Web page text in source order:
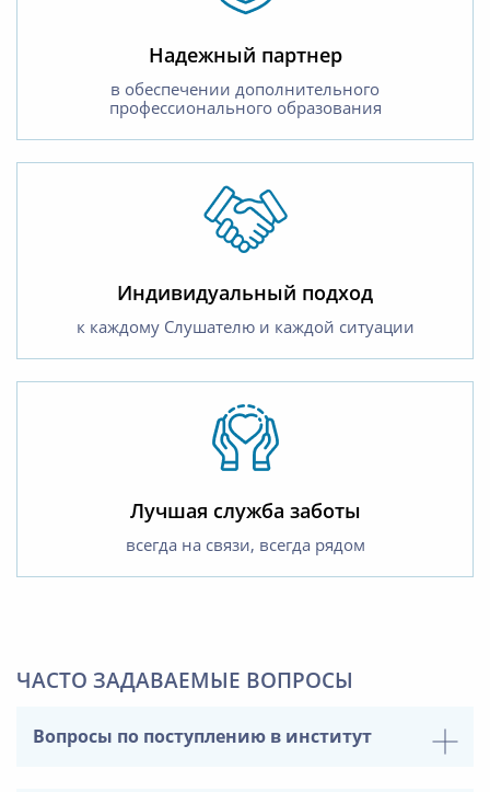
Надежный партнер
в обеспечении дополнительного
профессионального образования
Индивидуальный подход
к каждому Слушателю и каждой ситуации
Лучшая служба заботы
всегда на связи, всегда рядом
ЧАСТО ЗАДАВАЕМЫЕ ВОПРОСЫ
Вопросы по поступлению в институт